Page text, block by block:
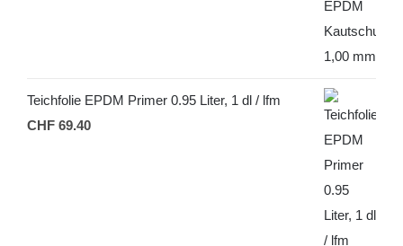
Teichfolie EPDM Primer 0.95 Liter, 1 dl / lfm
CHF 69.40